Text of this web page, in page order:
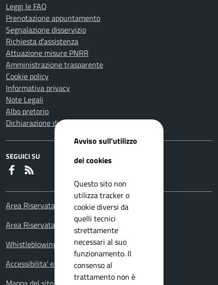
Leggi le FAQ
Prenotazione appuntamento
Segnalazione disservizio
Richiesta d'assistenza
Attuazione misure PNRR
Amministrazione trasparente
Cookie policy
Informativa privacy
Note Legali
Albo pretorio
Dichiarazione di accessibilità
SEGUICI SU
Faceboook
Area Riservata Consiglieri Comunali
Area Riservata Polizia Locale
Whistleblowing – Segnalazioni illeciti
Accessibilita' e meccanismo di feedback
Avviso sull'utilizzo
dei cookies
Questo sito non
utilizza tracker o
cookie diversi da
quelli tecnici
strettamente
necessari al suo
funzionamento. Il
consenso al
trattamento non è